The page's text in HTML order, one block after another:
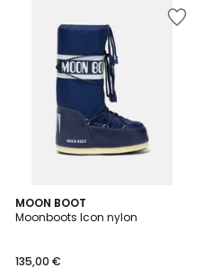
MOON BOOT
Moonboots Icon nylon
135,00 €